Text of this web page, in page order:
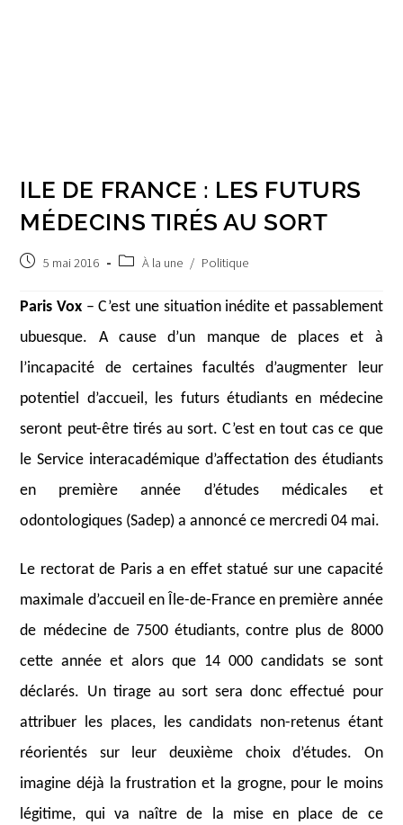
ILE DE FRANCE : LES FUTURS
MÉDECINS TIRÉS AU SORT
Publication
5 mai 2016
PostÀ la une / Politique
Paris Vox – C’est une situation inédite et passablement
ubuesque. A cause d’un manque de places et à
l’incapacité de certaines facultés d’augmenter leur
potentiel d’accueil, les futurs étudiants en médecine
seront peut-être tirés au sort. C’est en tout cas ce que
le Service interacadémique d’affectation des étudiants
en première année d’études médicales et
odontologiques (Sadep) a annoncé ce mercredi 04 mai.
Le rectorat de Paris a en effet statué sur une capacité
maximale d’accueil en Île-de-France en première année
de médecine de 7500 étudiants, contre plus de 8000
cette année et alors que 14 000 candidats se sont
déclarés. Un tirage au sort sera donc effectué pour
attribuer les places, les candidats non-retenus étant
réorientés sur leur deuxième choix d’études. On
imagine déjà la frustration et la grogne, pour le moins
légitime, qui va naître de la mise en place de ce